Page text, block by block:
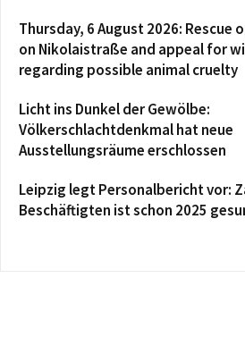
Thursday, 6 August 2026: Rescue
on Nikolaistraße and appeal for
regarding possible animal cruelty
Licht ins Dunkel der Gewölbe:
Völkerschlachtdenkmal hat neue
Ausstellungsräume erschlossen
Leipzig legt Personalbericht vor:
Beschäftigten ist schon 2025